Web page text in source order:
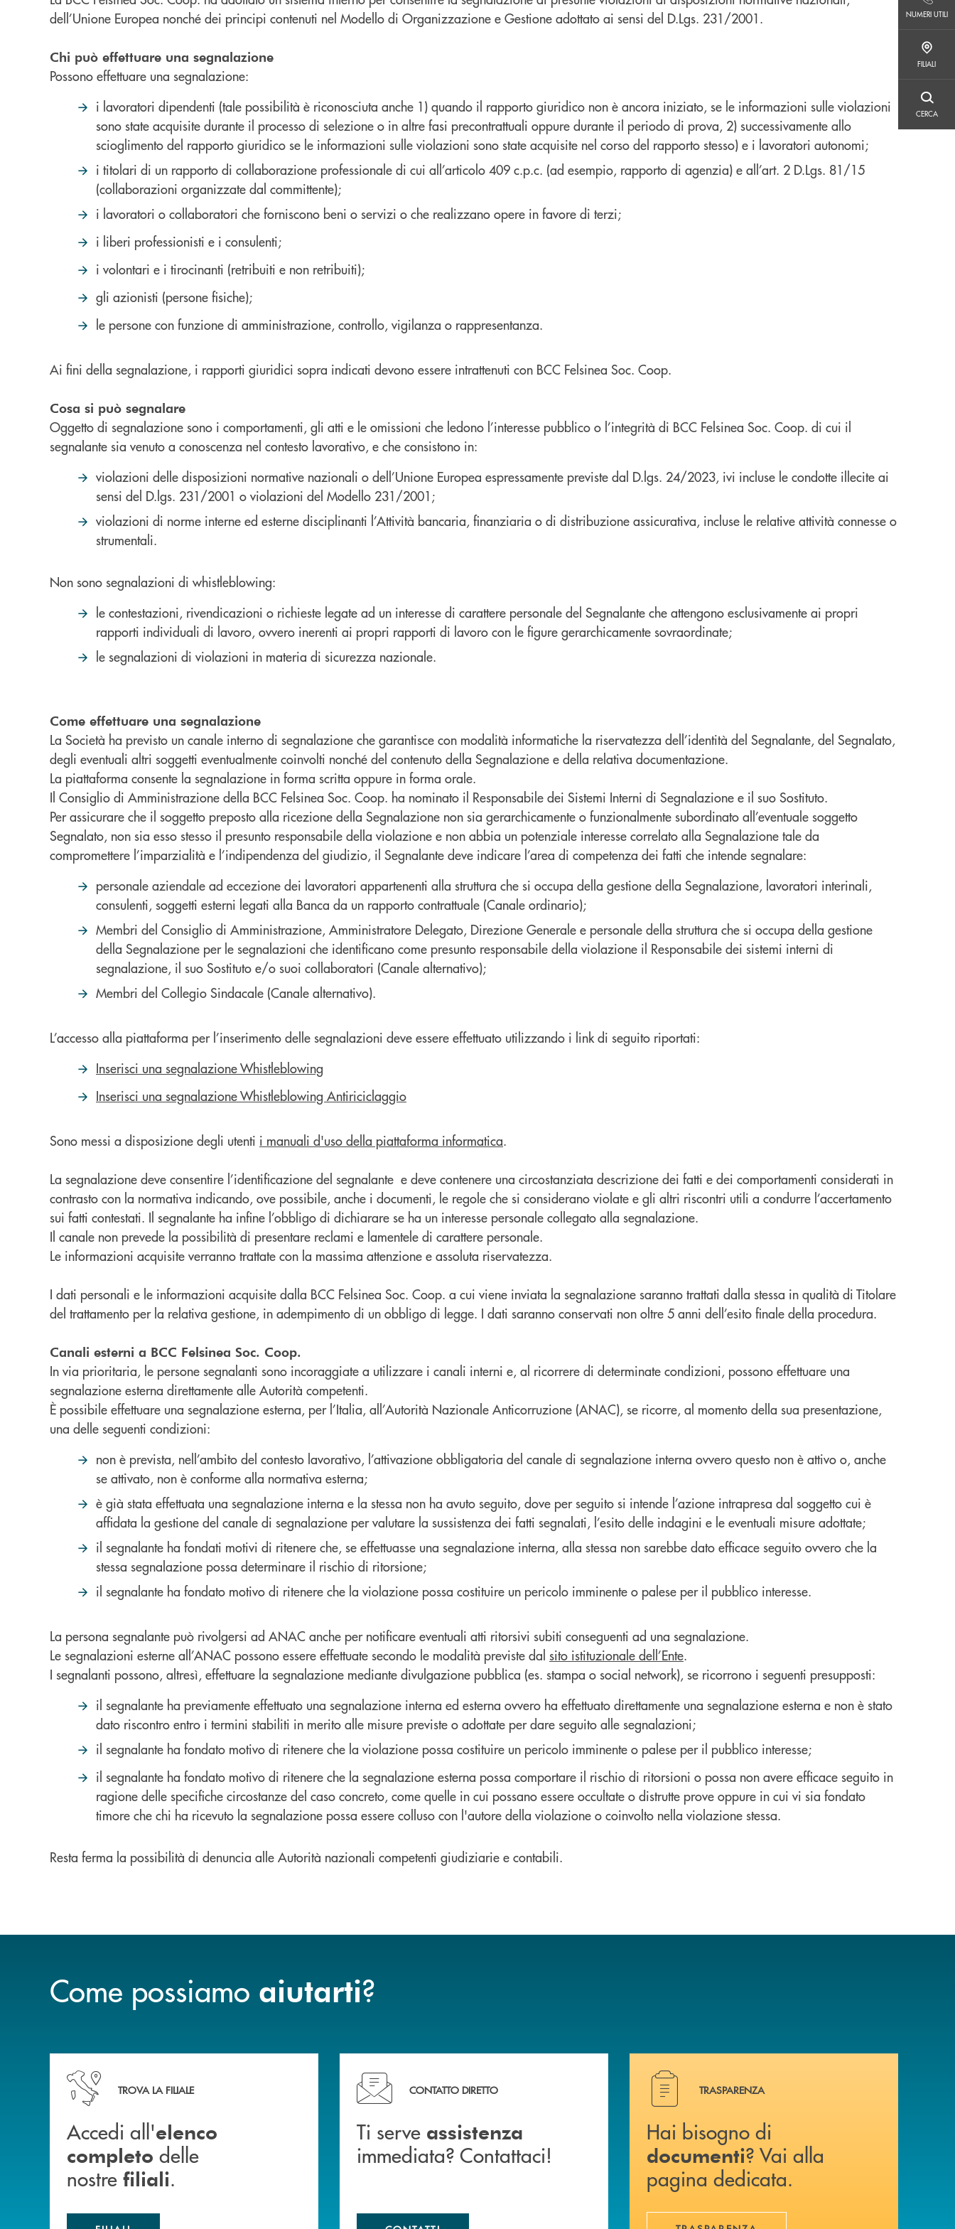
NUMERI UTILI
NUMERI UTILI
FILIALI
CERCA
CERCA
dell’Unione Europea nonché dei principi contenuti nel Modello di Organizzazione e Gestione adottato ai sensi del D.Lgs. 231/2001.
Chi può effettuare una segnalazione
Possono effettuare una segnalazione:
i lavoratori dipendenti (tale possibilità è riconosciuta anche 1) quando il rapporto giuridico non è ancora iniziato, se le informazioni sulle violazioni
sono state acquisite durante il processo di selezione o in altre fasi precontrattuali oppure durante il periodo di prova, 2) successivamente allo
scioglimento del rapporto giuridico se le informazioni sulle violazioni sono state acquisite nel corso del rapporto stesso) e i lavoratori autonomi;
i titolari di un rapporto di collaborazione professionale di cui all’articolo 409 c.p.c. (ad esempio, rapporto di agenzia) e all’art. 2 D.Lgs. 81/15
(collaborazioni organizzate dal committente);
i lavoratori o collaboratori che forniscono beni o servizi o che realizzano opere in favore di terzi;
i liberi professionisti e i consulenti;
i volontari e i tirocinanti (retribuiti e non retribuiti);
gli azionisti (persone fisiche);
le persone con funzione di amministrazione, controllo, vigilanza o rappresentanza.
Ai fini della segnalazione, i rapporti giuridici sopra indicati devono essere intrattenuti con BCC Felsinea Soc. Coop.
Cosa si può segnalare
Oggetto di segnalazione sono i comportamenti, gli atti e le omissioni che ledono l’interesse pubblico o l’integrità di BCC Felsinea Soc. Coop. di cui il
segnalante sia venuto a conoscenza nel contesto lavorativo, e che consistono in:
violazioni delle disposizioni normative nazionali o dell’Unione Europea espressamente previste dal D.lgs. 24/2023, ivi incluse le condotte illecite ai
sensi del D.lgs. 231/2001 o violazioni del Modello 231/2001;
violazioni di norme interne ed esterne disciplinanti l’Attività bancaria, finanziaria o di distribuzione assicurativa, incluse le relative attività connesse o
strumentali.
Non sono segnalazioni di whistleblowing:
le contestazioni, rivendicazioni o richieste legate ad un interesse di carattere personale del Segnalante che attengono esclusivamente ai propri
rapporti individuali di lavoro, ovvero inerenti ai propri rapporti di lavoro con le figure gerarchicamente sovraordinate;
le segnalazioni di violazioni in materia di sicurezza nazionale.
Come effettuare una segnalazione
La Società ha previsto un canale interno di segnalazione che garantisce con modalità informatiche la riservatezza dell’identità del Segnalante, del Segnalato,
degli eventuali altri soggetti eventualmente coinvolti nonché del contenuto della Segnalazione e della relativa documentazione.
La piattaforma consente la segnalazione in forma scritta oppure in forma orale.
Il Consiglio di Amministrazione della BCC Felsinea Soc. Coop. ha nominato il Responsabile dei Sistemi Interni di Segnalazione e il suo Sostituto.
Per assicurare che il soggetto preposto alla ricezione della Segnalazione non sia gerarchicamente o funzionalmente subordinato all’eventuale soggetto
Segnalato, non sia esso stesso il presunto responsabile della violazione e non abbia un potenziale interesse correlato alla Segnalazione tale da
compromettere l’imparzialità e l’indipendenza del giudizio, il Segnalante deve indicare l’area di competenza dei fatti che intende segnalare:
personale aziendale ad eccezione dei lavoratori appartenenti alla struttura che si occupa della gestione della Segnalazione, lavoratori interinali,
consulenti, soggetti esterni legati alla Banca da un rapporto contrattuale (Canale ordinario);
Membri del Consiglio di Amministrazione, Amministratore Delegato, Direzione Generale e personale della struttura che si occupa della gestione
della Segnalazione per le segnalazioni che identificano come presunto responsabile della violazione il Responsabile dei sistemi interni di
segnalazione, il suo Sostituto e/o suoi collaboratori (Canale alternativo);
Membri del Collegio Sindacale (Canale alternativo).
L’accesso alla piattaforma per l’inserimento delle segnalazioni deve essere effettuato utilizzando i link di seguito riportati:
Inserisci una segnalazione Whistleblowing
Inserisci una segnalazione Whistleblowing Antiriciclaggio
Sono messi a disposizione degli utenti i manuali d'uso della piattaforma informatica.
La segnalazione deve consentire l’identificazione del segnalante e deve contenere una circostanziata descrizione dei fatti e dei comportamenti considerati in
contrasto con la normativa indicando, ove possibile, anche i documenti, le regole che si considerano violate e gli altri riscontri utili a condurre l’accertamento
sui fatti contestati. Il segnalante ha infine l’obbligo di dichiarare se ha un interesse personale collegato alla segnalazione.
Il canale non prevede la possibilità di presentare reclami e lamentele di carattere personale.
Le informazioni acquisite verranno trattate con la massima attenzione e assoluta riservatezza.
I dati personali e le informazioni acquisite dalla BCC Felsinea Soc. Coop. a cui viene inviata la segnalazione saranno trattati dalla stessa in qualità di Titolare
del trattamento per la relativa gestione, in adempimento di un obbligo di legge. I dati saranno conservati non oltre 5 anni dell’esito finale della procedura.
Canali esterni a BCC Felsinea Soc. Coop.
In via prioritaria, le persone segnalanti sono incoraggiate a utilizzare i canali interni e, al ricorrere di determinate condizioni, possono effettuare una
segnalazione esterna direttamente alle Autorità competenti.
È possibile effettuare una segnalazione esterna, per l’Italia, all’Autorità Nazionale Anticorruzione (ANAC), se ricorre, al momento della sua presentazione,
una delle seguenti condizioni:
non è prevista, nell’ambito del contesto lavorativo, l’attivazione obbligatoria del canale di segnalazione interna ovvero questo non è attivo o, anche
se attivato, non è conforme alla normativa esterna;
è già stata effettuata una segnalazione interna e la stessa non ha avuto seguito, dove per seguito si intende l’azione intrapresa dal soggetto cui è
affidata la gestione del canale di segnalazione per valutare la sussistenza dei fatti segnalati, l’esito delle indagini e le eventuali misure adottate;
il segnalante ha fondati motivi di ritenere che, se effettuasse una segnalazione interna, alla stessa non sarebbe dato efficace seguito ovvero che la
stessa segnalazione possa determinare il rischio di ritorsione;
il segnalante ha fondato motivo di ritenere che la violazione possa costituire un pericolo imminente o palese per il pubblico interesse.
La persona segnalante può rivolgersi ad ANAC anche per notificare eventuali atti ritorsivi subiti conseguenti ad una segnalazione.
Le segnalazioni esterne all’ANAC possono essere effettuate secondo le modalità previste dal sito istituzionale dell’Ente.
I segnalanti possono, altresì, effettuare la segnalazione mediante divulgazione pubblica (es. stampa o social network), se ricorrono i seguenti presupposti:
il segnalante ha previamente effettuato una segnalazione interna ed esterna ovvero ha effettuato direttamente una segnalazione esterna e non è stato
dato riscontro entro i termini stabiliti in merito alle misure previste o adottate per dare seguito alle segnalazioni;
il segnalante ha fondato motivo di ritenere che la violazione possa costituire un pericolo imminente o palese per il pubblico interesse;
il segnalante ha fondato motivo di ritenere che la segnalazione esterna possa comportare il rischio di ritorsioni o possa non avere efficace seguito in
ragione delle specifiche circostanze del caso concreto, come quelle in cui possano essere occultate o distrutte prove oppure in cui vi sia fondato
timore che chi ha ricevuto la segnalazione possa essere colluso con l'autore della violazione o coinvolto nella violazione stessa.
Resta ferma la possibilità di denuncia alle Autorità nazionali competenti giudiziarie e contabili.
Come possiamo aiutarti?
Accedi all' elenco completo delle nostre&nbsp; filiali .
TROVA LA FILIALE
Accedi all'elenco
completo delle
nostre filiali.
Ti serve assistenza immediata? Contattaci!
CONTATTO DIRETTO
Ti serve assistenza
immediata? Contattaci!
Hai bisogno di documenti ? Vai alla pagina dedicata.
TRASPARENZA
Hai bisogno di
documenti? Vai alla
pagina dedicata.